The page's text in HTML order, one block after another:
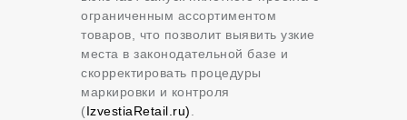
ограниченным ассортиментом
товаров, что позволит выявить узкие
места в законодательной базе и
скорректировать процедуры
маркировки и контроля
(IzvestiaRetail.ru)